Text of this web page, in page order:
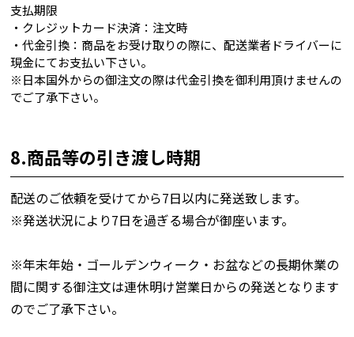
支払期限
・クレジットカード決済：注文時
・代金引換：商品をお受け取りの際に、配送業者ドライバーに
現金にてお支払い下さい。
※日本国外からの御注文の際は代金引換を御利用頂けませんの
でご了承下さい。
8.商品等の引き渡し時期
配送のご依頼を受けてから7日以内に発送致します。
※発送状況により7日を過ぎる場合が御座います。
※年末年始・ゴールデンウィーク・お盆などの長期休業の
間に関する御注文は連休明け営業日からの発送となります
のでご了承下さい。